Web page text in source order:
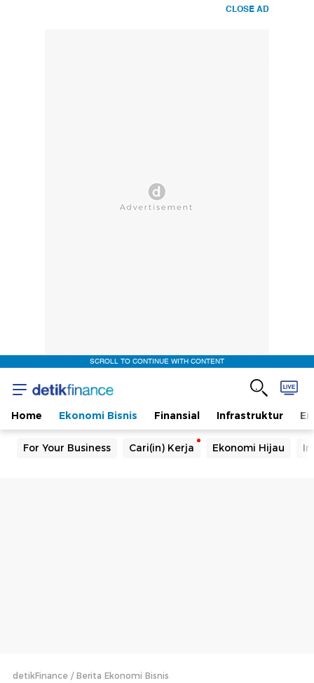
CLOSE AD
SCROLL TO CONTINUE WITH CONTENT
Home Ekonomi Bisnis Finansial Infrastruktur
For Your Business Cari(in) Kerja Ekonomi Hijau
detikFinance Berita Ekonomi Bisnis